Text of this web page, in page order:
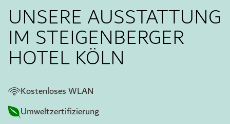
UNSERE AUSSTATTUNG
IM STEIGENBERGER
HOTEL KÖLN
Kostenloses WLAN
Umweltzertifizierung